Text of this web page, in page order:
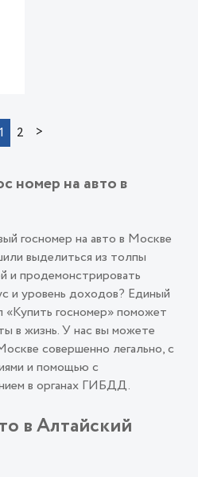
1 2 >
номер на авто в
госномер на авто в Москве
выделиться из толпы
и продемонстрировать
и уровень доходов? Единый
госномер» поможет
в жизнь. У нас вы можете
совершенно легально, с
и помощью с
в органах ГИБДД.
в Алтайский